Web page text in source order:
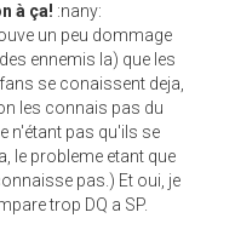
à ça! :nany:
un peu dommage
ennemis la) que les
se conaissent deja,
les connais pas du
n'étant pas qu'ils se
le probleme etant que
pas.) Et oui, je
trop DQ a SP.